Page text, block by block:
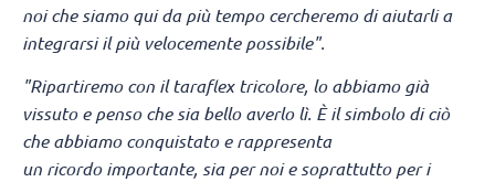
noi che siamo qui da più tempo cercheremo di aiutarli a
integrarsi il più velocemente possibile".
"Ripartiremo con il taraflex tricolore, lo abbiamo già
vissuto e penso che sia bello averlo lì. È il simbolo di ciò
che abbiamo conquistato e rappresenta
un ricordo importante, sia per noi e soprattutto per i